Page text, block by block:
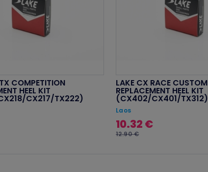
COMPETITION
HEEL KIT
CX217/TX222)
LAKE CX RACE CUSTOM
REPLACEMENT HEEL KIT
(CX402/CX401/TX312)
Laos
10.32 €
12.90 €